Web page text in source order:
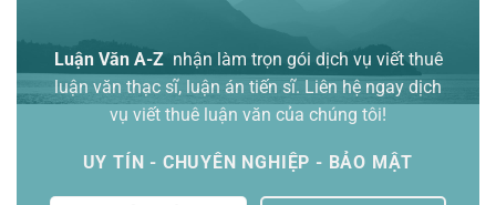
Luận Văn A-Z nhận làm trọn gói dịch vụ viết thuê
luận văn thạc sĩ, luận án tiến sĩ. Liên hệ ngay dịch
vụ viết thuê luận văn của chúng tôi!
UY TÍN - CHUYÊN NGHIỆP - BẢO MẬT